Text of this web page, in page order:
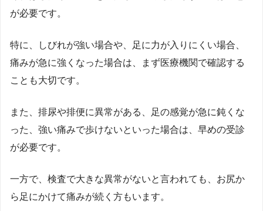
が必要です。
特に、しびれが強い場合や、足に力が入りにくい場合、
痛みが急に強くなった場合は、まず医療機関で確認する
ことも大切です。
また、排尿や排便に異常がある、足の感覚が急に鈍くな
った、強い痛みで歩けないといった場合は、早めの受診
が必要です。
一方で、検査で大きな異常がないと言われても、お尻か
ら足にかけて痛みが続く方もいます。